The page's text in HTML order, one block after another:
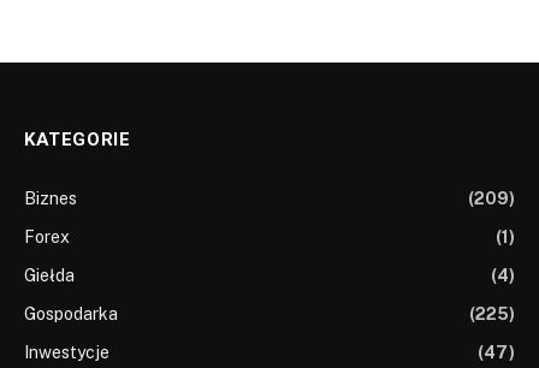
KATEGORIE
Biznes
(209)
Forex
(1)
Giełda
(4)
Gospodarka
(225)
Inwestycje
(47)